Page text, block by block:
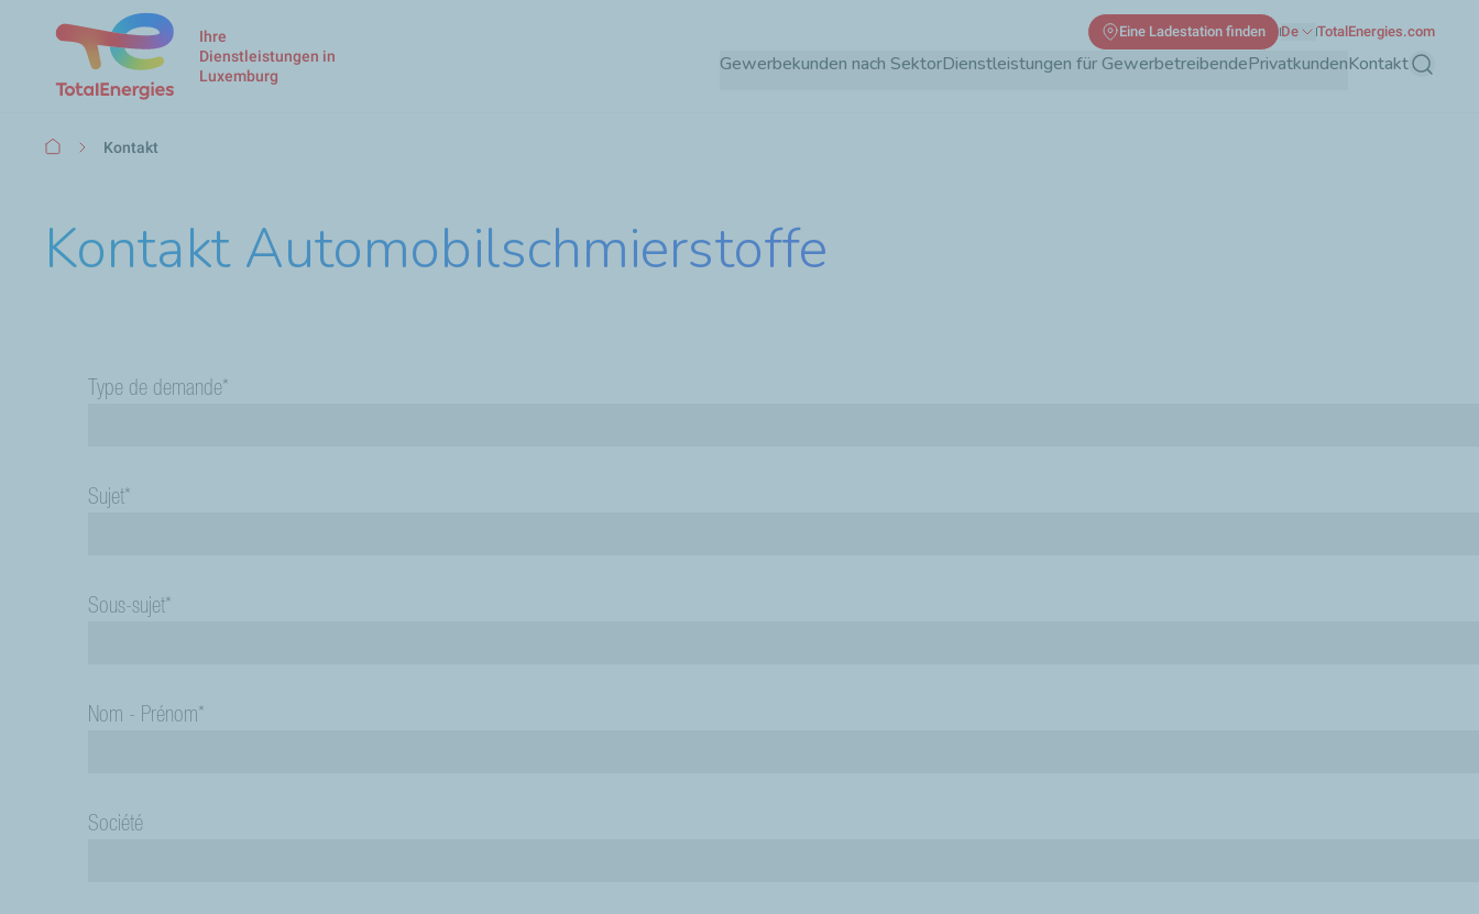
zum
Ihre
Dienstleistungen in
Luxemburg
Gewerbekunden nach SektorDienstleistungen für GewerbetreibendePrivatkundenKontaktSuche
Eine Ladestation finden De TotalEnergies.com
Pfadnavigation
Kontakt
Kontakt Automobilschmierstoffe